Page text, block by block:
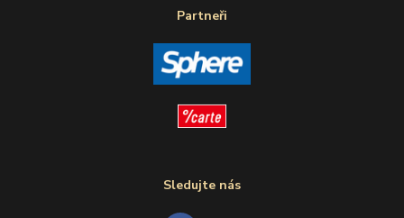
Partneři
Sledujte nás